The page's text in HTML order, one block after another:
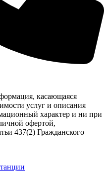
касающаяся
услуг и описания
характер и ни при
офертой,
437(2) Гражданского